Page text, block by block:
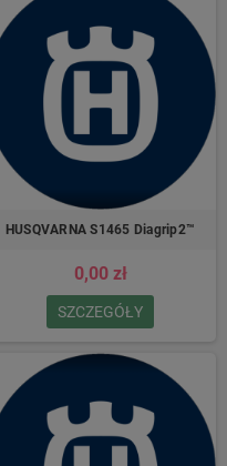
HUSQVARNA S1465 Diagrip2™
0,00 zł
SZCZEGÓŁY